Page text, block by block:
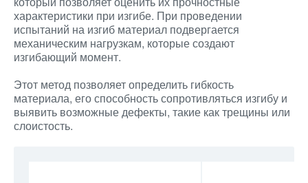
характеристики при изгибе. При проведении
испытаний на изгиб материал подвергается
механическим нагрузкам, которые создают
изгибающий момент.
Этот метод позволяет определить гибкость
материала, его способность сопротивляться изгибу и
выявить возможные дефекты, такие как трещины или
слоистость.